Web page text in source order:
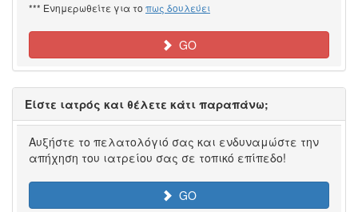
*** Ενημερωθείτε για το πως δουλεύει
GO
Είστε ιατρός και θέλετε κάτι παραπάνω;
Αυξήστε το πελατολόγιό σας και ενδυναμώστε την
απήχηση του ιατρείου σας σε τοπικό επίπεδο!
GO